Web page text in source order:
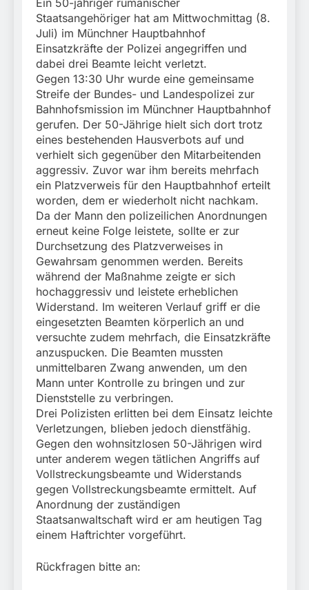
Beinahekollision an
Bahnübergang in Aubing
/ Bundespolizei ermittelt
wegen gefährlichen
Eingriffs in den
Bahnverkehr
5. August 2026
Staatsangehöriger hat am Mittwochmittag (8.
Juli) im Münchner Hauptbahnhof
Einsatzkräfte der Polizei angegriffen und
dabei drei Beamte leicht verletzt.
Gegen 13:30 Uhr wurde eine gemeinsame
Streife der Bundes- und Landespolizei zur
Bahnhofsmission im Münchner Hauptbahnhof
gerufen. Der 50-Jährige hielt sich dort trotz
eines bestehenden Hausverbots auf und
verhielt sich gegenüber den Mitarbeitenden
aggressiv. Zuvor war ihm bereits mehrfach
ein Platzverweis für den Hauptbahnhof erteilt
worden, dem er wiederholt nicht nachkam.
Da der Mann den polizeilichen Anordnungen
erneut keine Folge leistete, sollte er zur
Durchsetzung des Platzverweises in
Gewahrsam genommen werden. Bereits
während der Maßnahme zeigte er sich
hochaggressiv und leistete erheblichen
Widerstand. Im weiteren Verlauf griff er die
eingesetzten Beamten körperlich an und
versuchte zudem mehrfach, die Einsatzkräfte
anzuspucken. Die Beamten mussten
unmittelbaren Zwang anwenden, um den
Mann unter Kontrolle zu bringen und zur
Dienststelle zu verbringen.
Drei Polizisten erlitten bei dem Einsatz leichte
Verletzungen, blieben jedoch dienstfähig.
Gegen den wohnsitzlosen 50-Jährigen wird
unter anderem wegen tätlichen Angriffs auf
Vollstreckungsbeamte und Widerstands
gegen Vollstreckungsbeamte ermittelt. Auf
Anordnung der zuständigen
Staatsanwaltschaft wird er am heutigen Tag
einem Haftrichter vorgeführt.
Rückfragen bitte an: